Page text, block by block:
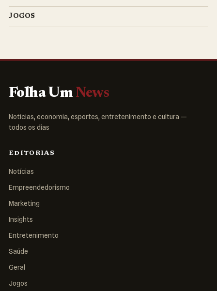
JOGOS
Folha Um News
Notícias, economia, esportes, entretenimento e cultura —
todos os dias
EDITORIAS
Notícias
Empreendedorismo
Marketing
Insights
Entretenimento
Saúde
Geral
Jogos